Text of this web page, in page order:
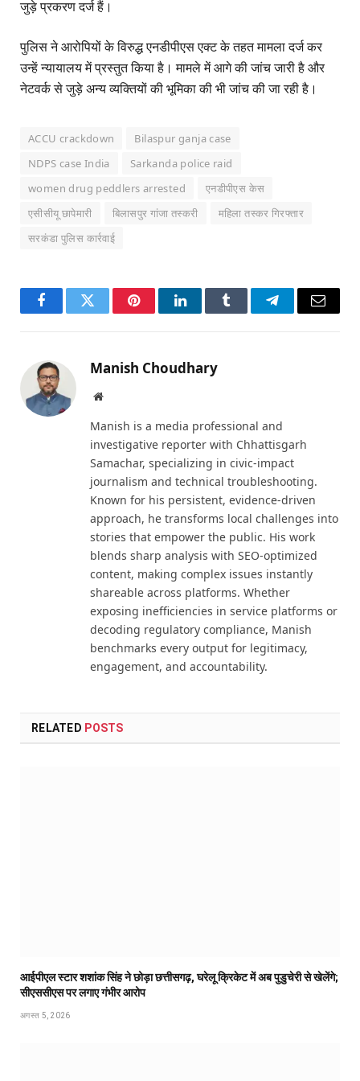
जुड़े प्रकरण दर्ज हैं।
पुलिस ने आरोपियों के विरुद्ध एनडीपीएस एक्ट के तहत मामला दर्ज कर
उन्हें न्यायालय में प्रस्तुत किया है। मामले में आगे की जांच जारी है और
नेटवर्क से जुड़े अन्य व्यक्तियों की भूमिका की भी जांच की जा रही है।
ACCU crackdown
Bilaspur ganja case
NDPS case India
Sarkanda police raid
women drug peddlers arrested
एनडीपीएस केस
एसीसीयू छापेमारी
बिलासपुर गांजा तस्करी
महिला तस्कर गिरफ्तार
सरकंडा पुलिस कार्रवाई
FacebookTwitter PinterestLinkedInTumblr TelegramEmail
Manish Choudhary
Website
Manish is a media professional and
investigative reporter with Chhattisgarh
Samachar, specializing in civic-impact
journalism and technical troubleshooting.
Known for his persistent, evidence-driven
approach, he transforms local challenges into
stories that empower the public. His work
blends sharp analysis with SEO-optimized
content, making complex issues instantly
shareable across platforms. Whether
exposing inefficiencies in service platforms or
decoding regulatory compliance, Manish
benchmarks every output for legitimacy,
engagement, and accountability.
RELATED POSTS
आईपीएल स्टार शशांक सिंह ने छोड़ा छत्तीसगढ़, घरेलू क्रिकेट में अब पुडुचेरी से खेलेंगे;
सीएससीएस पर लगाए गंभीर आरोप
अगस्त 5, 2026